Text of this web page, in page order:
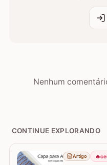
Nenhum
CONTINUE EXPLORANDO
Artigo 🔥